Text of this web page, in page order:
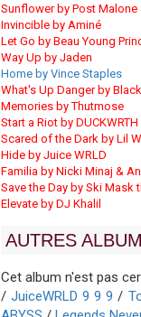
Sunflower by Post Malone
Invincible by Aminé
Let Go by Beau Young
Way Up by Jaden
Home by Vince Staples
What's Up Danger by
Memories by Thutmose
Start a Riot by
Scared of the Dark by Lil
Hide by Juice WRLD
Familia by Nicki Minaj &
Save the Day by Ski Mask
Elevate by DJ Khalil
AUTRES
Cet album n'est pas
/JuiceWRLD 9 9 9 /